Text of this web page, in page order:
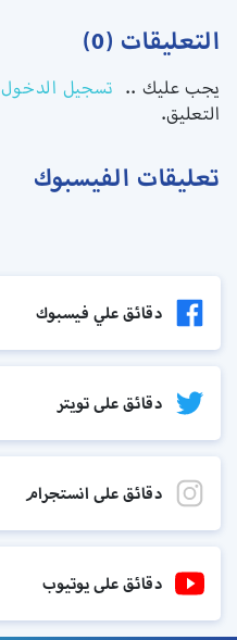
التعليقات (0)
يجب عليك .. تسجيل الدخول
التعليق.
تعليقات الفيسبوك
دقائق علي فيسبوك
دقائق على تويتر
دقائق على انستجرام
دقائق على يوتيوب